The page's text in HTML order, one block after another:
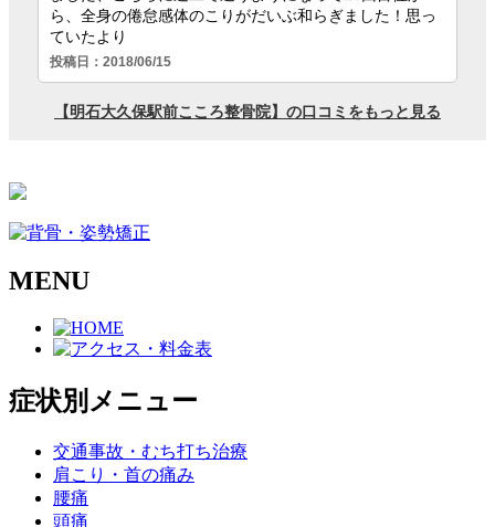
MENU
症状別メニュー
交通事故・むち打ち治療
肩こり・首の痛み
腰痛
頭痛